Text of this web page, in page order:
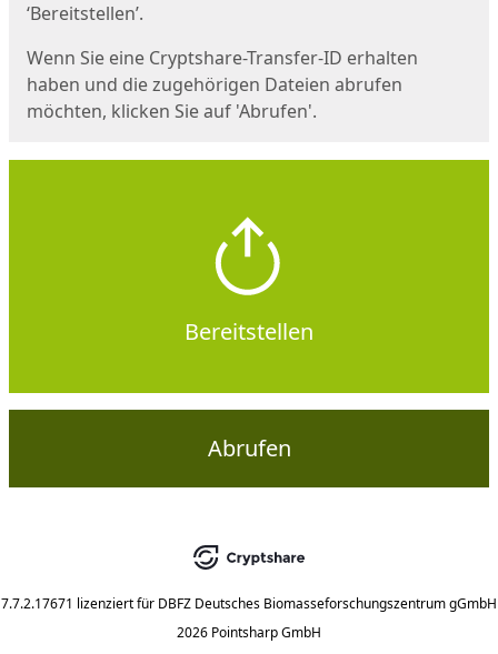
‘Bereitstellen’.
Wenn Sie eine Cryptshare-Transfer-ID erhalten
haben und die zugehörigen Dateien abrufen
möchten, klicken Sie auf 'Abrufen'.
Bereitstellen
Abrufen
7.7.2.17671 lizenziert für DBFZ Deutsches Biomasseforschungszentrum gGmbH
2026 Pointsharp GmbH